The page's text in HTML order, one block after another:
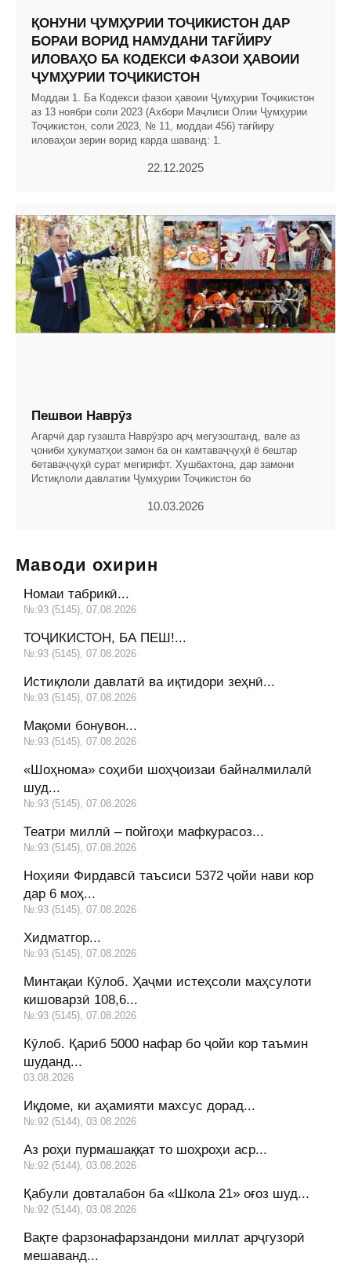
ҚОНУНИ ҶУМҲУРИИ ТОҶИКИСТОН ДАР
БОРАИ ВОРИД НАМУДАНИ ТАҒЙИРУ
ИЛОВАҲО БА КОДЕКСИ ФАЗОИ ҲАВОИИ
ҶУМҲУРИИ ТОҶИКИСТОН
Моддаи 1. Ба Кодекси фазои ҳавоии Ҷумҳурии Тоҷикистон
аз 13 ноябри соли 2023 (Ахбори Маҷлиси Олии Ҷумҳурии
Тоҷикистон, соли 2023, № 11, моддаи 456) тағйиру
иловаҳои зерин ворид карда шаванд: 1.
22.12.2025
Пешвои Наврӯз
Агарчӣ дар гузашта Наврӯзро арҷ мегузоштанд, вале аз
ҷониби ҳукуматҳои замон ба он камтаваҷҷуҳӣ ё бештар
бетаваҷҷуҳӣ сурат мегирифт. Хушбахтона, дар замони
Истиқлоли давлатии Ҷумҳурии Тоҷикистон бо
10.03.2026
Маводи охирин
Номаи табрикӣ...
№:93 (5145), 07.08.2026
ТОҶИКИСТОН, БА ПЕШ!...
№:93 (5145), 07.08.2026
Истиқлоли давлатӣ ва иқтидори зеҳнӣ...
№:93 (5145), 07.08.2026
Мақоми бонувон...
№:93 (5145), 07.08.2026
«Шоҳнома» соҳиби шоҳҷоизаи байналмилалӣ
шуд...
№:93 (5145), 07.08.2026
Театри миллӣ – пойгоҳи мафкурасоз...
№:93 (5145), 07.08.2026
Ноҳияи Фирдавсӣ таъсиси 5372 ҷойи нави кор
дар 6 моҳ...
№:93 (5145), 07.08.2026
Хидматгор...
№:93 (5145), 07.08.2026
Минтақаи Кӯлоб. Ҳаҷми истеҳсоли маҳсулоти
кишоварзӣ 108,6...
№:93 (5145), 07.08.2026
Кӯлоб. Қариб 5000 нафар бо ҷойи кор таъмин
шуданд...
03.08.2026
Иқдоме, ки аҳамияти махсус дорад...
№:92 (5144), 03.08.2026
Аз роҳи пурмашаққат то шоҳроҳи аср...
№:92 (5144), 03.08.2026
Қабули довталабон ба «Школа 21» оғоз шуд...
№:92 (5144), 03.08.2026
Вақте фарзонафарзандони миллат арҷгузорӣ
мешаванд...